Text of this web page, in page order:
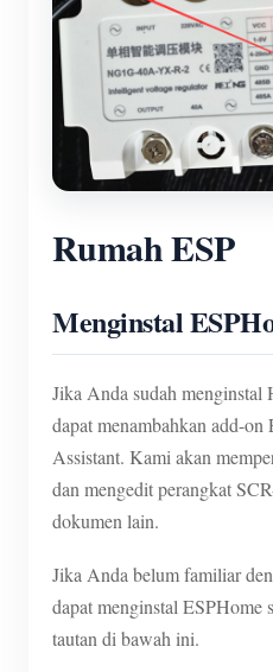
Rumah ESP
Menginstal
Jika Anda sudah menginstal
dapat menambahkan add-
Assistant. Kami akan
dan mengedit perangkat
dokumen lain.
Jika Anda belum familiar
dapat menginstal ESPHome
tautan di bawah ini.